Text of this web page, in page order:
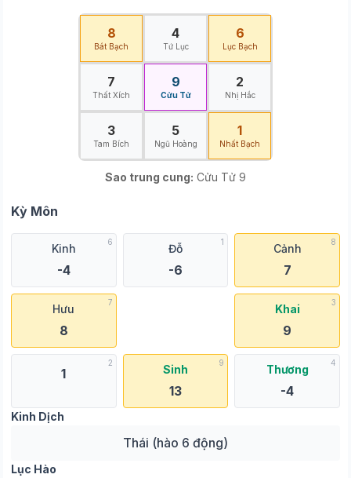
8
Bát Bạch
4
Tứ Lục
6
Lục Bạch
7
Thất Xích
9
Cửu Tử
2
Nhị Hắc
3
Tam Bích
5
Ngũ Hoàng
1
Nhất Bạch
Sao trung cung: Cửu Tử 9
Kỳ Môn
6
Kinh
-4
1
Đỗ
-6
8
Cảnh
7
7
Hưu
8
3
Khai
9
2
1
9
Sinh
13
4
Thương
-4
Kinh Dịch
Thái (hào 6 động)
Lục Hào